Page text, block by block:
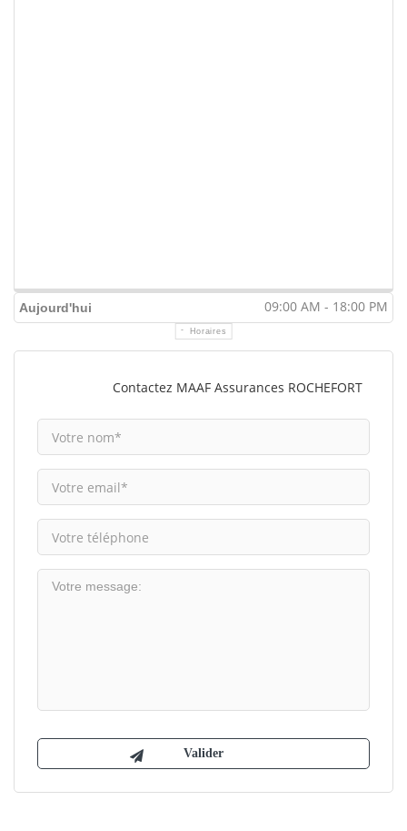
Aujourd'hui 09:00 AM - 18:00 PM
Horaires
Contactez MAAF Assurances ROCHEFORT